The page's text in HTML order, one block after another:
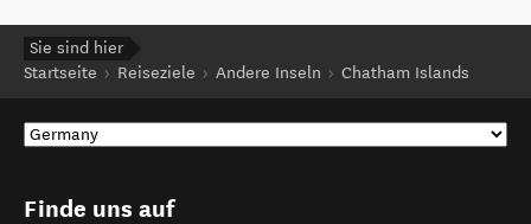
Sie sind hier
Startseite
Reiseziele Andere Inseln Chatham Islands
Finde uns auf